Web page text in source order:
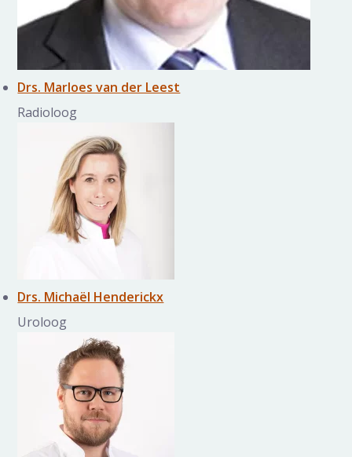
Drs. Marloes van der Leest
Radioloog
Drs. Michaël Henderickx
Uroloog